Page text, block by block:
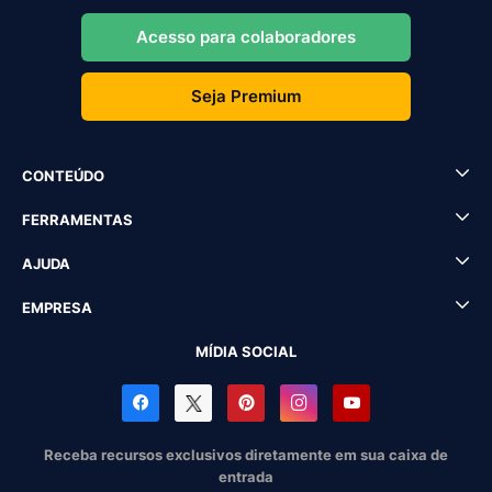
Acesso para colaboradores
Seja Premium
CONTEÚDO
FERRAMENTAS
AJUDA
EMPRESA
MÍDIA SOCIAL
Receba recursos exclusivos diretamente em sua caixa de
entrada